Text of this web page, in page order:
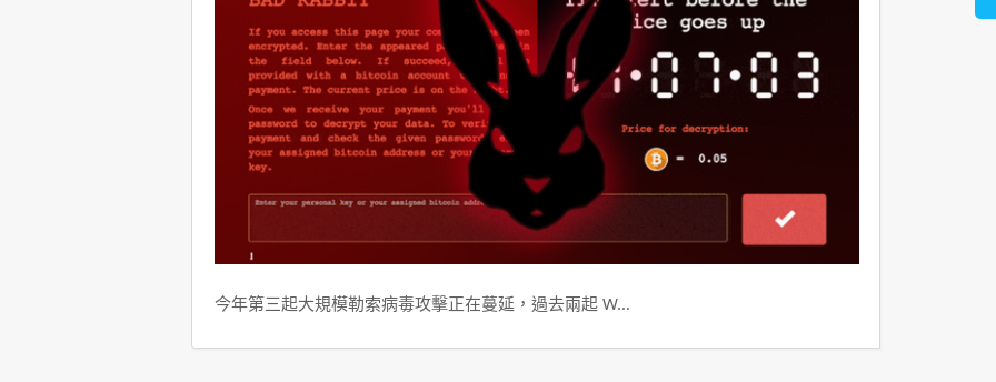
今年第三起大規模勒索病毒攻擊正在蔓延，過去兩起 W…